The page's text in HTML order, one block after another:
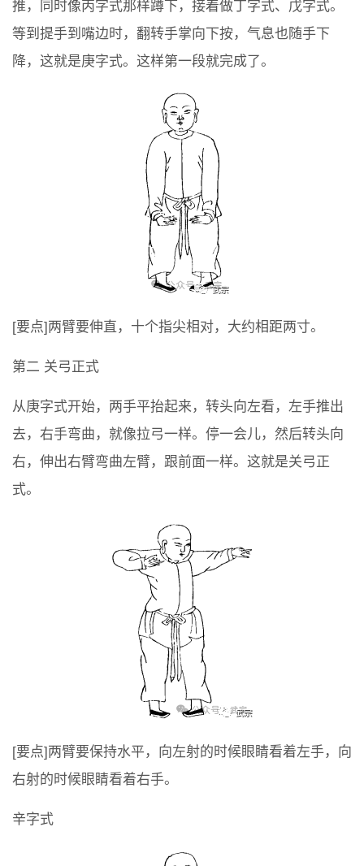
推，同时像丙字式那样蹲下，接着做丁字式、戊字式。
等到提手到嘴边时，翻转手掌向下按，气息也随手下
降，这就是庚字式。这样第一段就完成了。
[要点]两臂要伸直，十个指尖相对，大约相距两寸。
第二 关弓正式
从庚字式开始，两手平抬起来，转头向左看，左手推出
去，右手弯曲，就像拉弓一样。停一会儿，然后转头向
右，伸出右臂弯曲左臂，跟前面一样。这就是关弓正
式。
[要点]两臂要保持水平，向左射的时候眼睛看着左手，向
右射的时候眼睛看着右手。
辛字式